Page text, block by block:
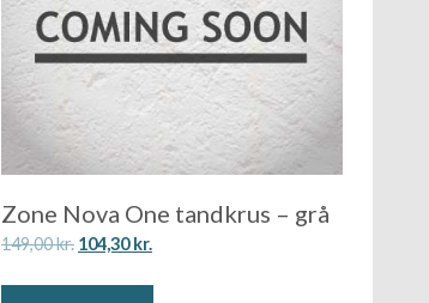
Zone Nova One tandkrus – grå
149,00kr. 104,30kr.